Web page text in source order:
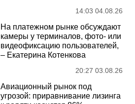
14:03 04.08.26
На платежном рынке обсуждают
камеры у терминалов, фото- или
видеофиксацию пользователей,
– Екатерина Котенкова
20:27 03.08.26
Авиационный рынок под
угрозой: приравнивание лизинга